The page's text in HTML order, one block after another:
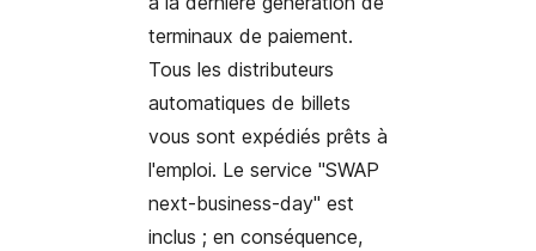
terminaux de paiement.
Tous les distributeurs
automatiques de billets
vous sont expédiés prêts à
l'emploi. Le service "SWAP
next-business-day" est
inclus ; en conséquence,